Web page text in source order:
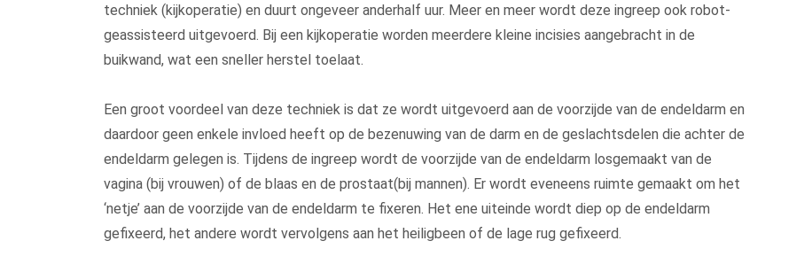
techniek (kijkoperatie) en duurt ongeveer anderhalf uur. Meer en meer wordt deze ingreep ook robot-
geassisteerd uitgevoerd. Bij een kijkoperatie worden meerdere kleine incisies aangebracht in de
buikwand, wat een sneller herstel toelaat.
Een groot voordeel van deze techniek is dat ze wordt uitgevoerd aan de voorzijde van de endeldarm en
daardoor geen enkele invloed heeft op de bezenuwing van de darm en de geslachtsdelen die achter de
endeldarm gelegen is. Tijdens de ingreep wordt de voorzijde van de endeldarm losgemaakt van de
vagina (bij vrouwen) of de blaas en de prostaat(bij mannen). Er wordt eveneens ruimte gemaakt om het
‘netje’ aan de voorzijde van de endeldarm te fixeren. Het ene uiteinde wordt diep op de endeldarm
gefixeerd, het andere wordt vervolgens aan het heiligbeen of de lage rug gefixeerd.